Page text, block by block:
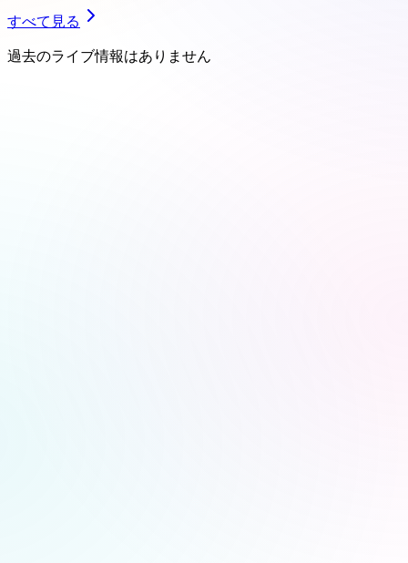
すべて見る
過去のライブ情報はありません